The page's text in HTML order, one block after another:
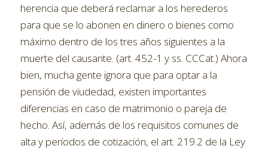
herencia que deberá reclamar a los herederos
para que se lo abonen en dinero o bienes como
máximo dentro de los tres años siguientes a la
muerte del causante. (art. 452-1 y ss. CCCat.) Ahora
bien, mucha gente ignora que para optar a la
pensión de viudedad, existen importantes
diferencias en caso de matrimonio o pareja de
hecho. Así, además de los requisitos comunes de
alta y períodos de cotización, el art. 219.2 de la Ley